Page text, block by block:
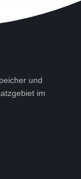
und
im